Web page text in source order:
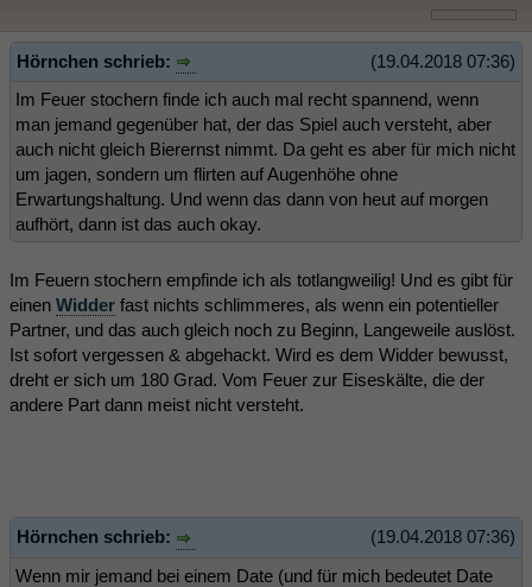
(19.04.2018 07:36)
Hörnchen schrieb:
Im Feuer stochern finde ich auch mal recht spannend, wenn
man jemand gegenüber hat, der das Spiel auch versteht, aber
auch nicht gleich Bierernst nimmt. Da geht es aber für mich nicht
um jagen, sondern um flirten auf Augenhöhe ohne
Erwartungshaltung. Und wenn das dann von heut auf morgen
aufhört, dann ist das auch okay.
Im Feuern stochern empfinde ich als totlangweilig! Und es gibt für
einen Widder fast nichts schlimmeres, als wenn ein potentieller
Partner, und das auch gleich noch zu Beginn, Langeweile auslöst.
Ist sofort vergessen & abgehackt. Wird es dem Widder bewusst,
dreht er sich um 180 Grad. Vom Feuer zur Eiseskälte, die der
andere Part dann meist nicht versteht.
(19.04.2018 07:36)
Hörnchen schrieb:
Wenn mir jemand bei einem Date (und für mich bedeutet Date